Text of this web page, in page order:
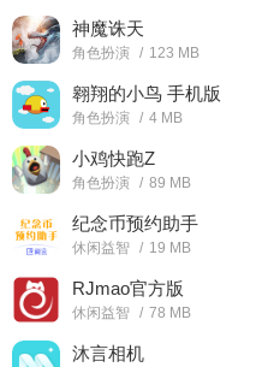
神魔诛天
角色扮演 / 123 MB
翱翔的小鸟 手机版
角色扮演 / 4 MB
小鸡快跑Z
角色扮演 / 89 MB
纪念币预约助手
休闲益智 / 19 MB
RJmao官方版
休闲益智 / 78 MB
沐言相机